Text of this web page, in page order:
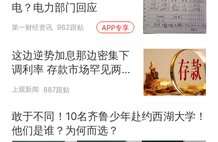
电？电力部门回应
第一财经资讯 962跟贴 APP专享
这边逆势加息那边密集下
调利率 存款市场罕见两极
分化
上观新闻 887跟贴
敢于不同！10名齐鲁少年赴约西湖大学！
他们是谁？为何而选？